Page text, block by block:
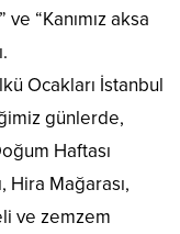
ve “Kanımız aksa
Ocakları İstanbul
günlerde,
Haftası
Hira Mağarası,
ve zemzem